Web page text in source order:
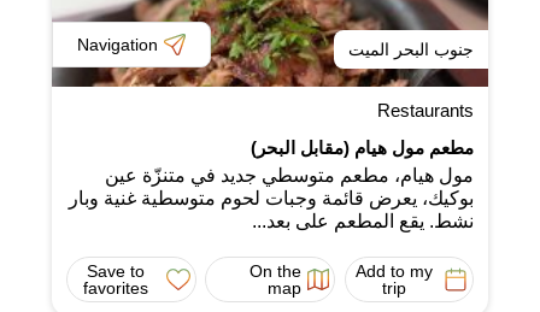
جنوب البحر الميت Navigation
Restaurants
مطعم مول هيام (مقابل البحر)
مول هيام، مطعم متوسطي جديد في متنزّة عين
بوكيك، يعرض قائمة وجبات لحوم متوسطية غنية وبار
نشط. يقع المطعم على بعد...
Add to my
trip
On the
map
Save to
favorites